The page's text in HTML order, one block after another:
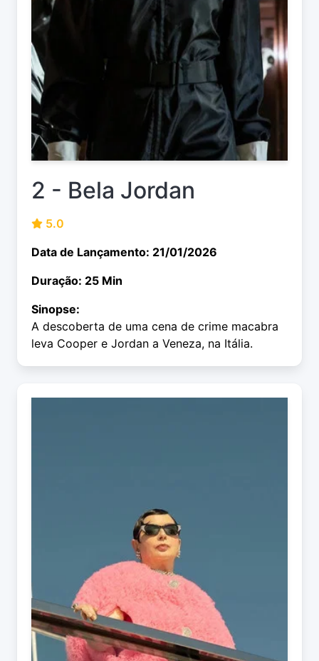
2 - Bela Jordan
5.0
Data de Lançamento: 21/01/2026
Duração: 25 Min
Sinopse:
A descoberta de uma cena de crime macabra
leva Cooper e Jordan a Veneza, na Itália.